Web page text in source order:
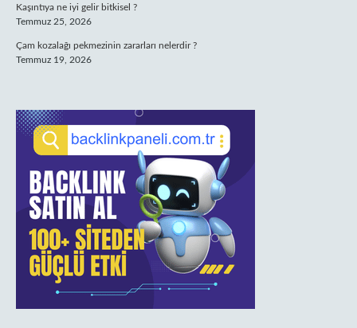
Kaşıntıya ne iyi gelir bitkisel ?
Temmuz 25, 2026
Çam kozalağı pekmezinin zararları nelerdir ?
Temmuz 19, 2026